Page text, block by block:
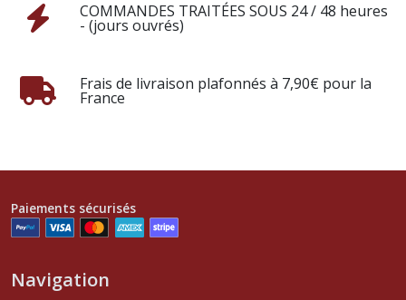
COMMANDES TRAITÉES SOUS 24 / 48 heures
- (jours ouvrés)
Frais de livraison plafonnés à 7,90€ pour la
France
Paiements sécurisés
Navigation